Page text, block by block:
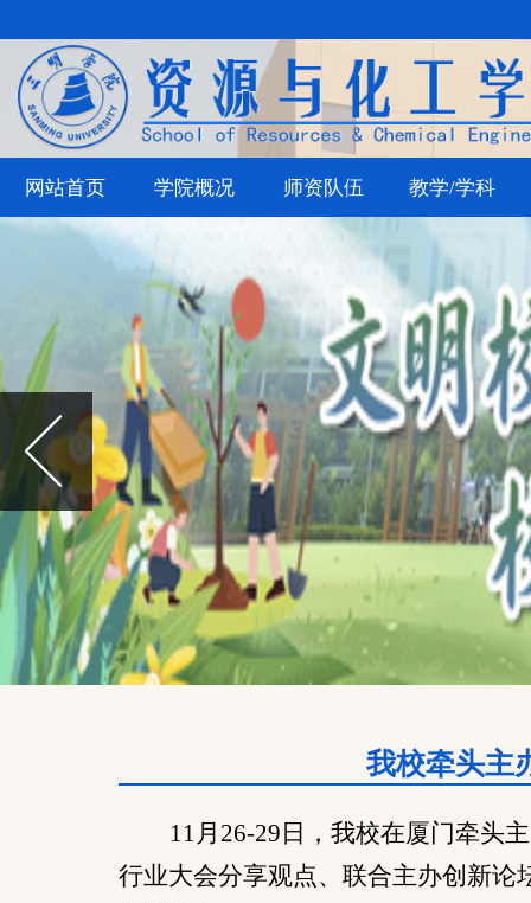
网站首页 学院概况 师资队伍 教学/学科
我校牵头主
11月26-29日 ，我校在厦门牵头
行业大会分享观点、联合主办创新